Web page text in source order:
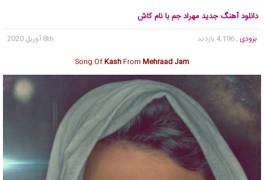
دانلود آهنگ جدید مهراد جم با نام کاش
بزودی , 4,196 بازدید
8th آوریل 2020
Song OfKashFrom Mehraad Jam